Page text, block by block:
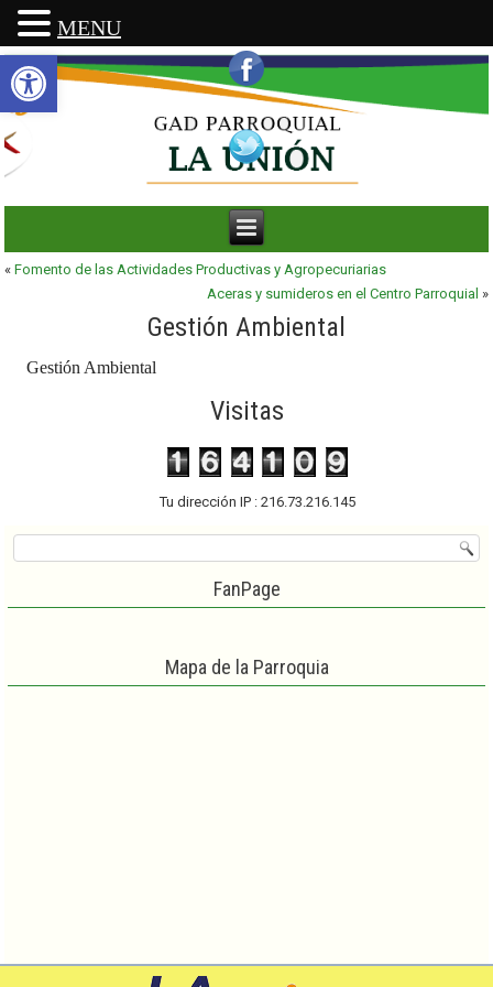
Abrir barra de herramientas
«Fomento de las Actividades Productivas y Agropecuriarias
Aceras y sumideros en el Centro Parroquial »
Gestión Ambiental
Gestión Ambiental
Visitas
Tu dirección IP : 216.73.216.145
FanPage
Mapa de la Parroquia
MENU